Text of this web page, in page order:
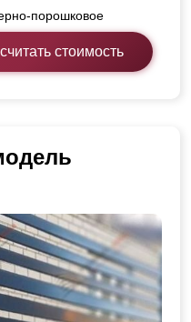
порошковое
стоимость